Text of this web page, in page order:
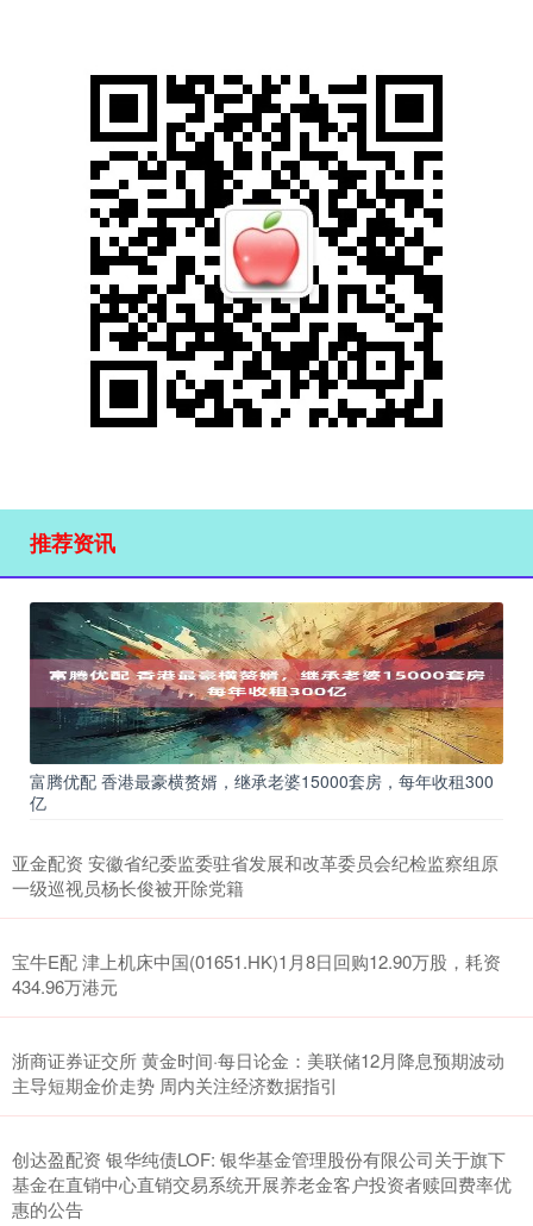
推荐资讯
富腾优配 香港最豪横赘婿，继承老婆15000套房，每年收租300
亿
亚金配资 安徽省纪委监委驻省发展和改革委员会纪检监察组原
一级巡视员杨长俊被开除党籍
宝牛E配 津上机床中国(01651.HK)1月8日回购12.90万股，耗资
434.96万港元
浙商证券证交所 黄金时间·每日论金：美联储12月降息预期波动
主导短期金价走势 周内关注经济数据指引
创达盈配资 银华纯债LOF: 银华基金管理股份有限公司关于旗下
基金在直销中心直销交易系统开展养老金客户投资者赎回费率优
惠的公告